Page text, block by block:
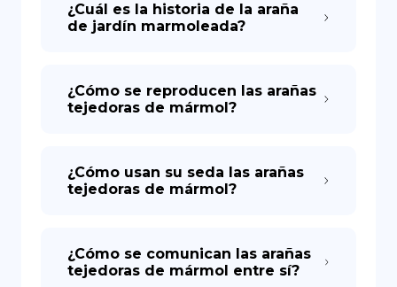
¿Cuál es la historia de la araña
de jardín marmoleada?
¿Cómo se reproducen las arañas
tejedoras de mármol?
¿Cómo usan su seda las arañas
tejedoras de mármol?
¿Cómo se comunican las arañas
tejedoras de mármol entre sí?